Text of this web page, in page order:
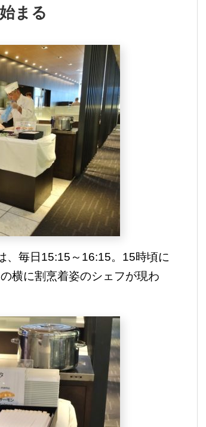
まる
、毎日15:15～16:15。15時頃に
横に割烹着姿のシェフが現わ